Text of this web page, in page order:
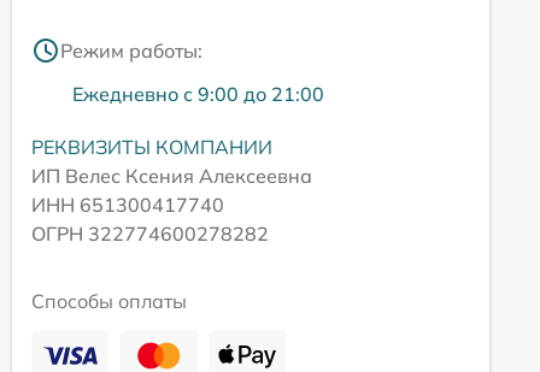
Режим работы:
Ежедневно с 9:00 до 21:00
РЕКВИЗИТЫ КОМПАНИИ
ИП Велес Ксения Алексеевна
ИНН 651300417740
ОГРН 322774600278282
Способы оплаты